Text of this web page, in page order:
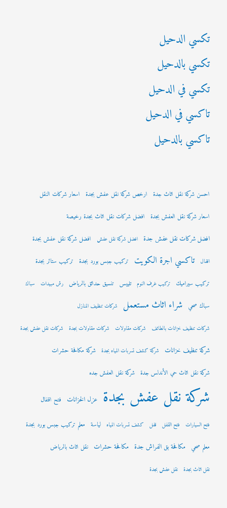
:تكسي الدحيل
تكسي بالدحيل
تكسي في الدحيل
تاكسي في الدحيل
تاكسي بالدحيل
احسن شركة نقل اثاث جدة ارخص شركة نقل عفش بجدة اسعار شركات النقل
اسعار شركة نقل العفش بجدة افضل شركات نقل اثاث بجدة رخيصة
افضل شركات نقل عفش جدة افضل شركة نقل عفش افضل شركة نقل عفش بجدة
اقفال تاكسي اجرة الكويت تركيب جبس بورد بجدة تركيب ستائر بجدة
تركيب سيراميك تركيب غرف النوم تلييس تنسيق حدائق بالرياض رش مبيدات سباك
سباك صحي شراء اثاث مستعمل شركات تنظيف المنازل
شركات تنظيف خزانات بالطائف شركات مقاولات شركات مقاولات بجدة شركات نقل عفش بجدة
شركة تنظيف خزانات شركة كشف تسربات المياه بجدة شركة مكافحة حشرات
شركة نقل اثاث حي الأندلس جدة شركة نقل العفش جده
شركة نقل عفش بجدة عزل الخزانات فتح اقفال
فتح السيارات فتح القفل قفل كشف تسربات المياه لياسة معلم تركيب جبس بورد بجدة
معلم صحي مكافحة بق الفراش جدة مكافحة حشرات نقل اثاث بالرياض
نقل اثاث بجدة نقل عفش بجدة